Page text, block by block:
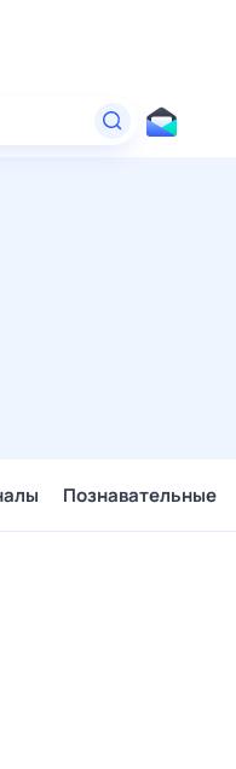
Познавательные